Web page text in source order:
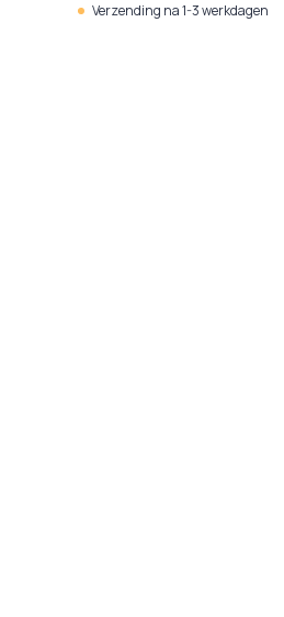
Verzending na 1-3 werkdagen